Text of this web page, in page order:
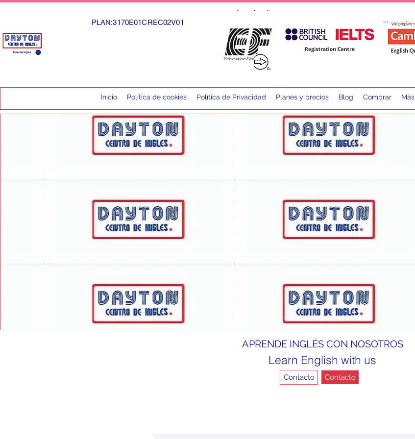
PLAN:3170E01CREC02V01
Inicio Política de cookies Política de Privacidad Planes y precios Blog Comprar Más
APRENDE INGLÉS CON NOSOTROS
Learn English with us
Contacto Contacto